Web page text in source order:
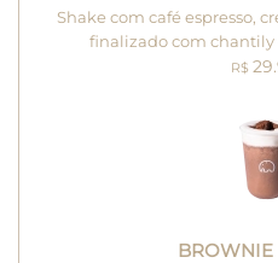
Shake com café espresso,
finalizado com chantily
R$
BROWNIE